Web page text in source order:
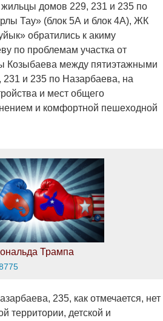
жильцы домов 229, 231 и 235 по
Тау» (блок 5А и блок 4А), ЖК
обратились к акиму
по проблемам участка от
Козыбаева между пятиэтажными
и 235 по Назарбаева, на
и мест общего
и комфортной пешеходной
Трампа
235, как отмечается, нет
территории, детской и